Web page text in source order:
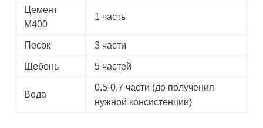
Цемент
М400
1 часть
Песок 3 части
Щебень 5 частей
Вода
0.5-0.7 части (до получения
нужной консистенции)